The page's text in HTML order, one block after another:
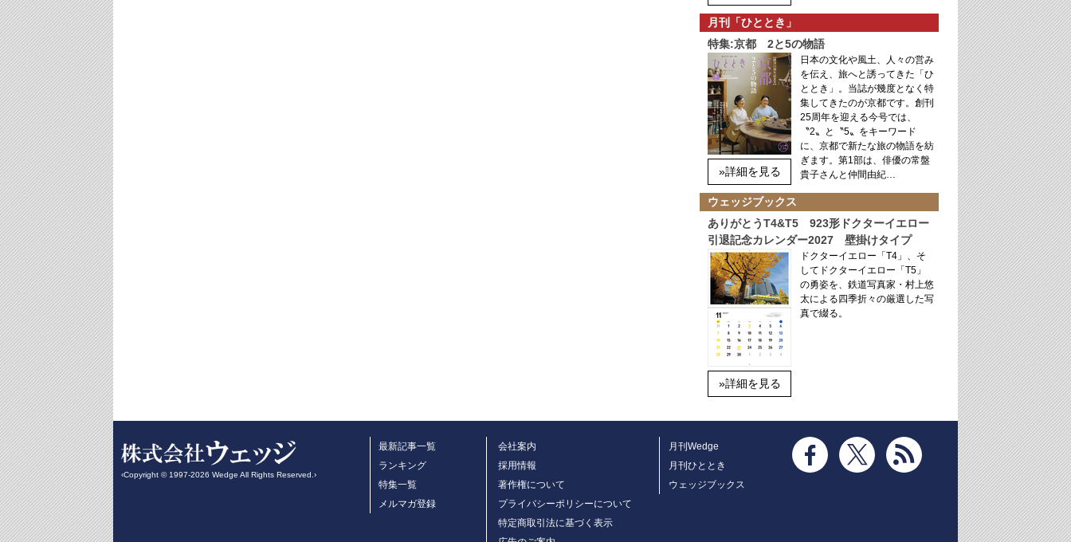
月刊「ひととき」
特集:京都 2と5の物語
»詳細を見る
日本の文化や風土、人々の営み
を伝え、旅へと誘ってきた「ひ
ととき」。当誌が幾度となく特
集してきたのが京都です。創刊
25周年を迎える今号では、
〝2〟と〝5〟をキーワード
に、京都で新たな旅の物語を紡
ぎます。第1部は、俳優の常盤
貴子さんと仲間由紀…
ウェッジブックス
ありがとうT4&T5 923形ドクターイエロー
引退記念カレンダー2027 壁掛けタイプ
»詳細を見る
ドクターイエロー「T4」、そ
してドクターイエロー「T5」
の勇姿を、鉄道写真家・村上悠
太による四季折々の厳選した写
真で綴る。
‹Copyright © 1997-2026 Wedge All Rights Reserved.›
最新記事一覧
ランキング
特集一覧
メルマガ登録
会社案内
採用情報
著作権について
プライバシーポリシーについて
特定商取引法に基づく表示
月刊Wedge
月刊ひととき
ウェッジブックス